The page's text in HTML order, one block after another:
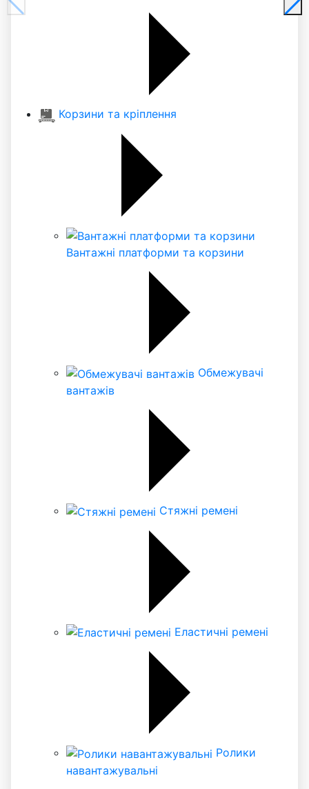
Корзини та кріплення
Вантажні платформи та корзини
Обмежувачі
вантажів
Стяжні ремені
Еластичні ремені
Ролики
навантажувальні